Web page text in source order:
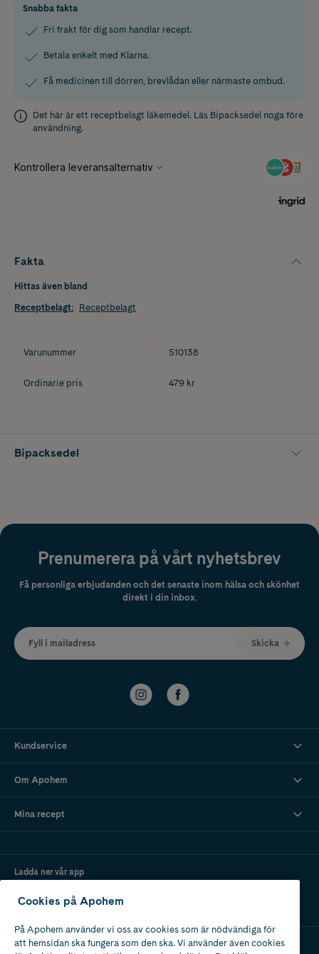
Snabba fakta
Fri frakt för dig som handlar recept.
Betala enkelt med Klarna.
Få medicinen till dörren, brevlådan eller närmaste ombud.
Det här är ett receptbelagt läkemedel. Läs Bipacksedel noga före
användning.
Fakta
Hittas även bland
Receptbelagt: Receptbelagt
Varunummer 510138
Ordinarie pris 479 kr
Bipacksedel
Prenumerera på vårt nyhetsbrev
Få personliga erbjudanden och det senaste inom hälsa och skönhet
direkt i din inbox.
Fyll i mailadress Skicka
Kundservice
Om Apohem
Mina recept
Ladda ner vår app
Cookies på Apohem
På Apohem använder vi oss av cookies som är nödvändiga för
att hemsidan ska fungera som den ska. Vi använder även cookies